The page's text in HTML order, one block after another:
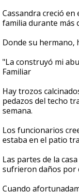
Cassandra creció en
familia durante más
Donde su hermano,
"La construyó mi
Familiar
Hay trozos
pedazos del techo
semana.
Los funcionarios
estaba en el patio
Las partes de la
sufrieron daños por
Cuando